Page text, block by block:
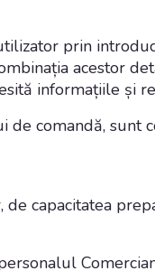
prin
acestor
informațiile și
comandă, sunt
capacitatea